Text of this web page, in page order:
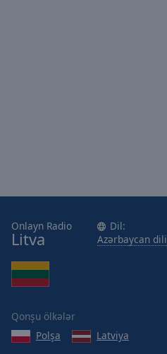
Font
Family
Done
Close
Onlayn Radio
Litva
Dil:
Azərbaycan dili
Qonşu ölkələr
Polşa
Latviya